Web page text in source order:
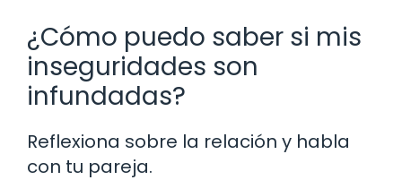
¿Cómo puedo saber si mis
inseguridades son
infundadas?
Reflexiona sobre la relación y habla
con tu pareja.